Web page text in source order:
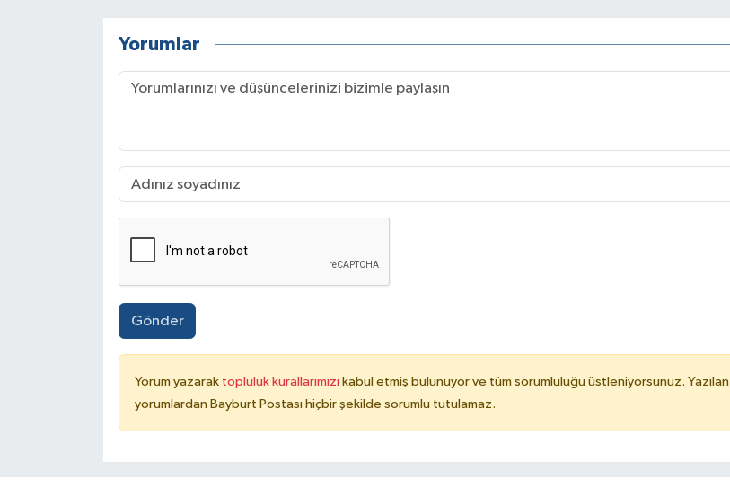
Yorumlar
Gönder
Yorum yazarak topluluk kurallarımızı kabul etmiş bulunuyor ve tüm sorumluluğu üstleniyorsunuz. Yazılan
yorumlardan Bayburt Postası hiçbir şekilde sorumlu tutulamaz.